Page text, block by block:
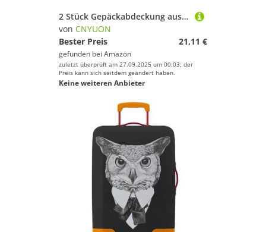
2 Stück Gepäckabdeckung aus Vliesstoff, Kofferschutz, Gepäck, Staubschutz, geeignet for 50,8–76, cm große Koffer mit goldenem Buchstabendruck(Blue,30 inch)
von CNYUON
Bester Preis
21,11 €
gefunden bei Amazon
zuletzt überprüft am 27.09.2025 um 00:03; der
Preis kann sich seitdem geändert haben.
Keine weiteren Anbieter